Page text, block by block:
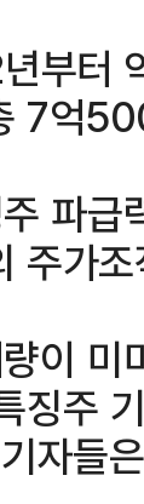
부터
7억
파
주가
이 미
징주
자들